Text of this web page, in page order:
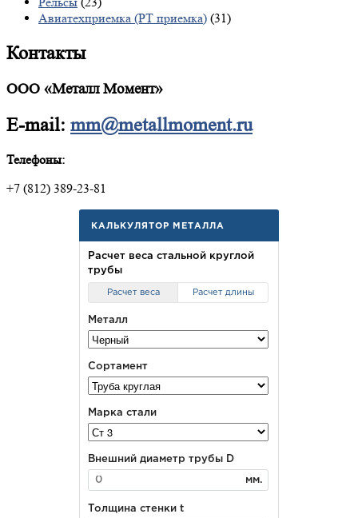
Авиатехприемка (РТ приемка) (31)
Контакты
ООО «Металл Момент»
E-mail: mm@metallmoment.ru
Телефоны:
+7 (812) 389-23-81